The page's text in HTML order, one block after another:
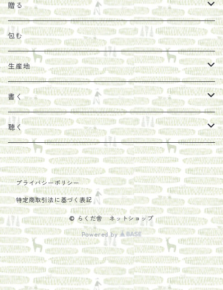
オリーブオイル
その他
マスコバド糖
しょうがパウダー
野菜・果物
新しょうが
レモン
ヘチマたわし
陶器
馬目隆宏
絵
タンブラー
贈り物に勧めたい絵本
紀伊半島ブックマルシェ関連本
らくだ舎出帆室の参考本など
新刊では販売しづらくなった本を巡らせて
古本や自由価格本から探す
らくだ舎出帆室
リトルプレス
mario books
タイドラー
Sakumag
地下BOOKS
疋田千里
PHILOSOPHIA
椋本悠哉
AIT PRESS
海外出版社
古本
あ行
明石書店
赤々舎
亜紀書房
あさやけ出版
朝日出版社
か行
偕成社
笠間書院
柏書房
KADOKAWA
さ行
里山社
左右社
猿江商會
た行
大和書房
田畑書店
な行
夏葉社
は行
贈る
包装
ギフトセット
カレンダー
カップ
ステッカー
包む
生産地
色川
そこそこ農園
農家民泊JUGEM
だものみち
安田農園
フィリピン
パレスチナ
インドネシア
メキシコ
書く
カムワッカ
らくだ舎
ポストカード
聴く
里
COLECTIVO ALTEPE
プライバシーポリシー
特定商取引法に基づく表記
© らくだ舎 ネットショップ
Powered by